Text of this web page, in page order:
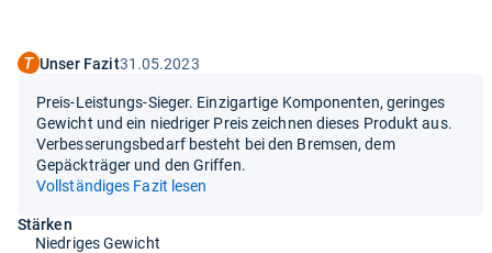
Unser Fazit31.05.2023
Preis-Leistungs-Sieger. Einzigartige Komponenten, geringes
Gewicht und ein niedriger Preis zeichnen dieses Produkt aus.
Verbesserungsbedarf besteht bei den Bremsen, dem
Gepäckträger und den Griffen.
Vollständiges Fazit lesen
Stärken
Niedriges Gewicht